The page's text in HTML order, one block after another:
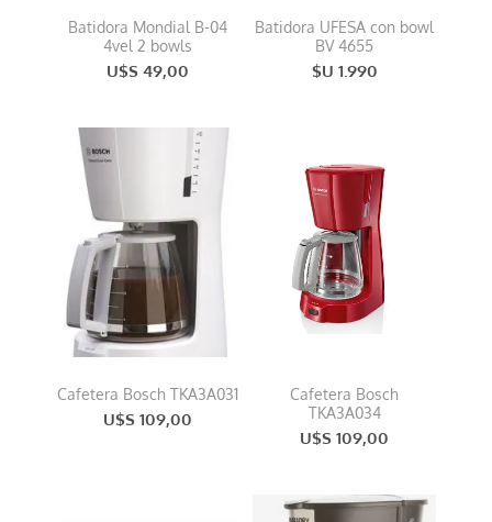
Batidora Mondial B-04
4vel 2 bowls
U$S 49,00
Batidora UFESA con bowl
BV 4655
$U 1.990
Cafetera Bosch TKA3A031
U$S 109,00
Cafetera Bosch
TKA3A034
U$S 109,00